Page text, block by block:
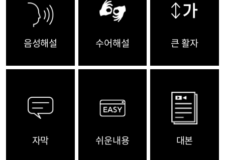
음성해설 수어해설 큰 활자
자막 쉬운내용 대본